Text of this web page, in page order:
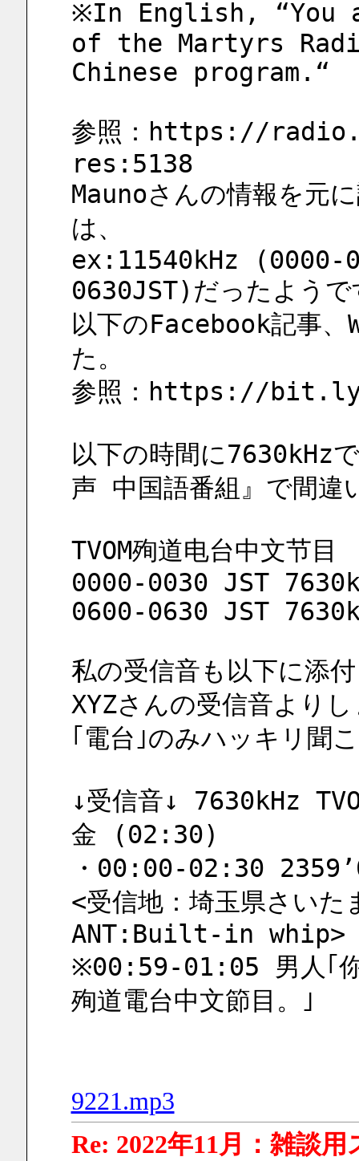
※In English, “You
of the Martyrs
Chinese program.“
参照：https://
res:5138
Maunoさんの情報を元
は、
ex:11540kHz (0000-
0630JST)だったようで
以下のFacebook記事、
た。
参照：https://
以下の時間に7630kHz
声 中国語番組』で間違
TVOM殉道电台中文节目
0000-0030 JST
0600-0630 JST
私の受信音も以下に添
XYZさんの受信音より
｢電台｣のみハッキリ聞
↓受信音↓ 7630kHz
金 (02:30)
・00:00-02:30
<受信地：埼玉県さい
ANT:Built-in whip>
※00:59-01:05 男人｢你
殉道電台中文節目。｣
9221.mp3
Re: 2022年11月：雑談